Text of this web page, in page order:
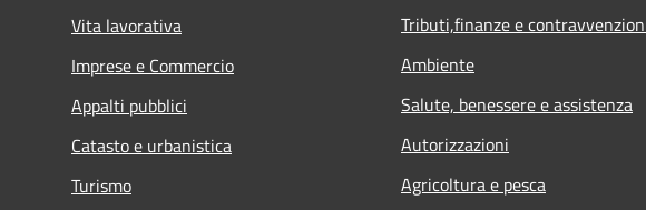
Vita lavorativa
Imprese e Commercio
Appalti pubblici
Catasto e urbanistica
Turismo
Tributi,finanze e
Ambiente
Salute, benessere e assistenza
Autorizzazioni
Agricoltura e pesca